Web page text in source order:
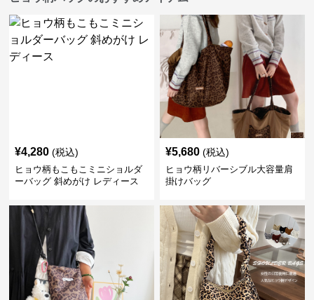
¥4,280 (税込)
ヒョウ柄もこもこミニショルダ
ーバッグ 斜めがけ レディース
¥5,680 (税込)
ヒョウ柄リバーシブル大容量肩
掛けバッグ